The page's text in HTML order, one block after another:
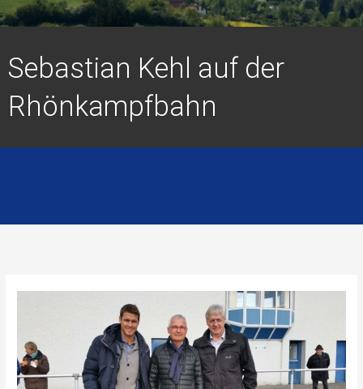
Sebastian Kehl auf der
Rhönkampfbahn